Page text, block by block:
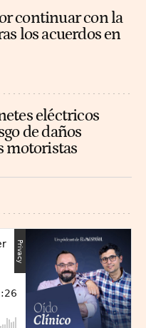
continuar con la
los acuerdos en
eléctricos
de daños
motoristas